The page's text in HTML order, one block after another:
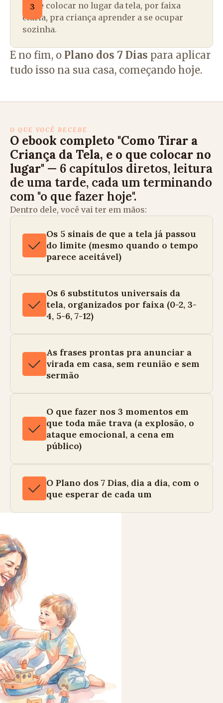
o que colocar no lugar da tela, por faixa
etária, pra criança aprender a se ocupar
sozinha.
3
E no fim, o Plano dos 7 Dias para aplicar
tudo isso na sua casa, começando hoje.
O QUE VOCÊ RECEBE
O ebook completo "Como Tirar a
Criança da Tela, e o que colocar no
lugar" — 6 capítulos diretos, leitura
de uma tarde, cada um terminando
com "o que fazer hoje".
Dentro dele, você vai ter em mãos:
Os 5 sinais de que a tela já passou
do limite (mesmo quando o tempo
parece aceitável)
Os 6 substitutos universais da
tela, organizados por faixa (0-2, 3-
4, 5-6, 7-12)
As frases prontas pra anunciar a
virada em casa, sem reunião e sem
sermão
O que fazer nos 3 momentos em
que toda mãe trava (a explosão, o
ataque emocional, a cena em
público)
O Plano dos 7 Dias, dia a dia, com o
que esperar de cada um